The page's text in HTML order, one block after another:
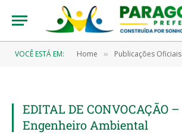
VOCÊ ESTÁ EM: Home » Publicações Oficiais
EDITAL DE CONVOCAÇÃO –
Engenheiro Ambiental